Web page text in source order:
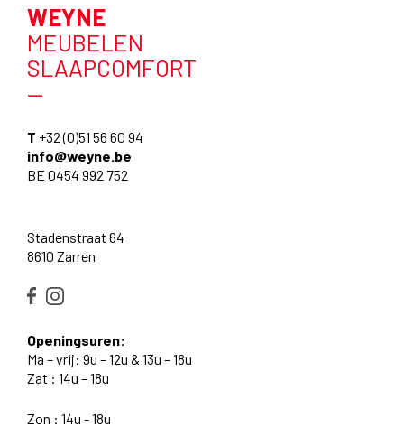
WEYNE
MEUBELEN
SLAAPCOMFORT
—
T +32 (0)51 56 60 94
info@weyne.be
BE 0454 992 752
Stadenstraat 64
8610 Zarren
Openingsuren:
Ma – vrij: 9u – 12u & 13u – 18u
Zat : 14u – 18u
Zon : 14u - 18u